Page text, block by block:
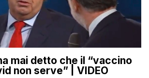
mai detto che il “vaccino
non serve” | VIDEO